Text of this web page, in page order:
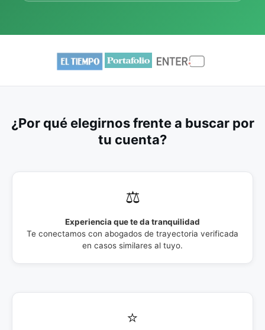
¿Por qué elegirnos frente a buscar por
tu cuenta?
⚖️
Experiencia que te da tranquilidad
Te conectamos con abogados de trayectoria verificada
en casos similares al tuyo.
⭐